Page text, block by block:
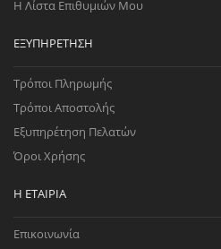
Η Λίστα Επιθυμιών Μου
ΕΞΥΠΗΡΈΤΗΣΗ
Τρόποι Πληρωμής
Τρόποι Αποστολής
Εξυπηρέτηση Πελατών
Όροι Χρήσης
Η ΕΤΑΙΡΊΑ
Επικοινωνία